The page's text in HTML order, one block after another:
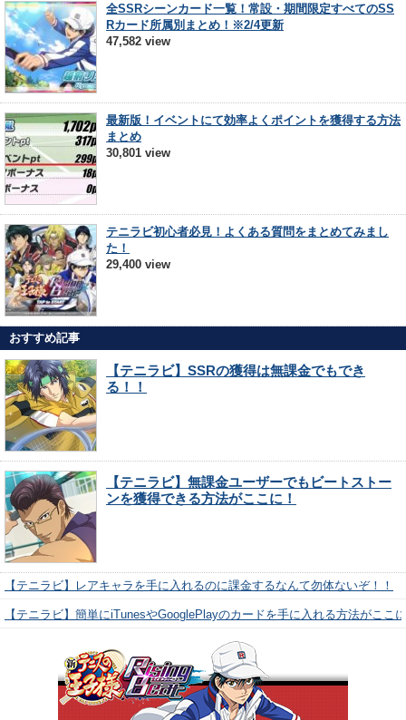
全SSRシーンカード一覧！常設・期間限定すべてのSS
Rカード所属別まとめ！※2/4更新
47,582 view
最新版！イベントにて効率よくポイントを獲得する方法
まとめ
30,801 view
テニラビ初心者必見！よくある質問をまとめてみまし
た！
29,400 view
おすすめ記事
【テニラビ】SSRの獲得は無課金でもでき
る！！
【テニラビ】無課金ユーザーでもビートストー
ンを獲得できる方法がここに！
【テニラビ】レアキャラを手に入れるのに課金するなんて勿体ないぞ！！
【テニラビ】簡単にiTunesやGooglePlayのカードを手に入れる方法がここ